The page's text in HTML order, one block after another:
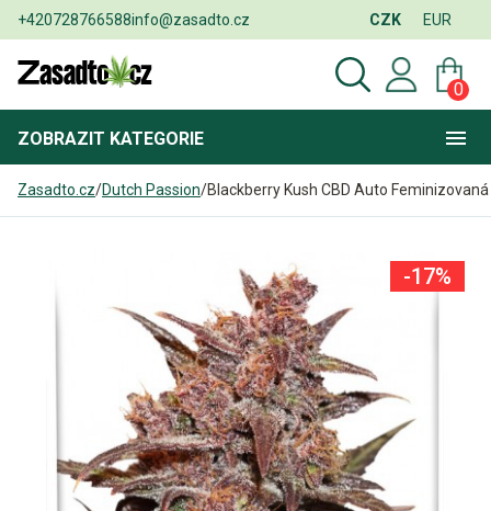
+420728766588info@zasadto.cz CZK EUR
0
ZOBRAZIT KATEGORIE
Zasadto.cz/Dutch Passion/Blackberry Kush CBD Auto Feminizovaná
-17%